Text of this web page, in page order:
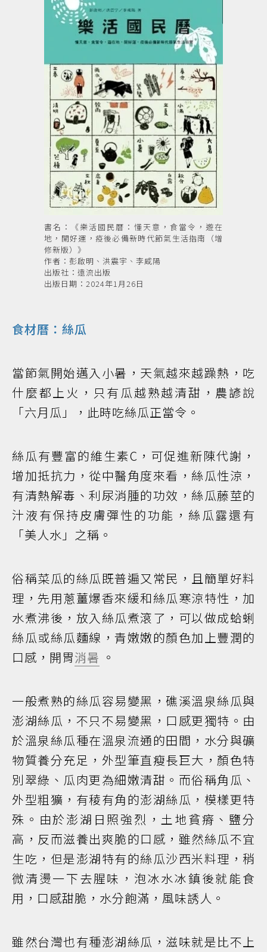
書名：《樂活國民曆：懂天意，食當令，遊在
地，開好運，疫後必備新時代節氣生活指南（增
修新版）》
作者：彭啟明、洪震宇、李咸陽
出版社：遠流出版
出版日期：2024年1月26日
食材曆：絲瓜
當節氣開始邁入小暑，天氣越來越躁熱，吃
什麼都上火，只有瓜越熟越清甜，農諺說
「六月瓜」，此時吃絲瓜正當令。
絲瓜有豐富的維生素C，可促進新陳代謝，
增加抵抗力，從中醫角度來看，絲瓜性涼，
有清熱解毒、利尿消腫的功效，絲瓜藤莖的
汁液有保持皮膚彈性的功能，絲瓜露還有
「美人水」之稱。
俗稱菜瓜的絲瓜既普遍又常民，且簡單好料
理，先用蔥薑爆香來緩和絲瓜寒涼特性，加
水煮沸後，放入絲瓜煮滾了，可以做成蛤蜊
絲瓜或絲瓜麵線，青嫩嫩的顏色加上豐潤的
口感，開胃消暑 。
一般煮熟的絲瓜容易變黑，礁溪溫泉絲瓜與
澎湖絲瓜，不只不易變黑，口感更獨特。由
於溫泉絲瓜種在溫泉流通的田間，水分與礦
物質養分充足，外型筆直瘦長巨大，顏色特
別翠綠、瓜肉更為細嫩清甜。而俗稱角瓜、
外型粗獷，有稜有角的澎湖絲瓜，模樣更特
殊。由於澎湖日照強烈，土地貧瘠、鹽分
高，反而滋養出爽脆的口感，雖然絲瓜不宜
生吃，但是澎湖特有的絲瓜沙西米料理，稍
微清燙一下去腥味，泡冰水冰鎮後就能食
用，口感甜脆，水分飽滿，風味誘人。
雖然台灣也有種澎湖絲瓜，滋味就是比不上